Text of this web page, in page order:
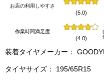
お店の利用しやすさ
(5.0)
作業時間満足度
(4.0)
装着タイヤメーカー：
タイヤサイズ： 195/65R15